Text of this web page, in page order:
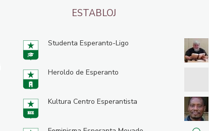
ESTABLOJ
Studenta Esperanto-Ligo
Heroldo de Esperanto
Kultura Centro Esperantista